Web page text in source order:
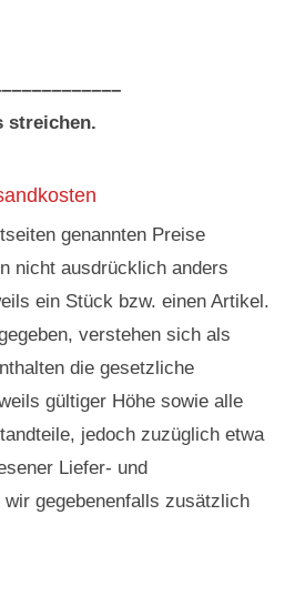
streichen.
genannten Preise
nicht ausdrücklich anders
ein Stück bzw. einen Artikel.
verstehen sich als
die gesetzliche
gültiger Höhe sowie alle
jedoch zuzüglich etwa
Liefer- und
gegebenenfalls zusätzlich